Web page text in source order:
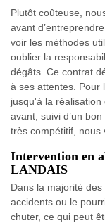
Plutôt coûteuse,
avant
voir les méthodes
oublier la
dégâts. Ce contrat
à ses attentes. Pour
jusqu'à la
avant, suivi d’un
très compétitif, nous
Intervention en
LANDAIS
Dans la majorité
accidents ou le
chuter, ce qui peut